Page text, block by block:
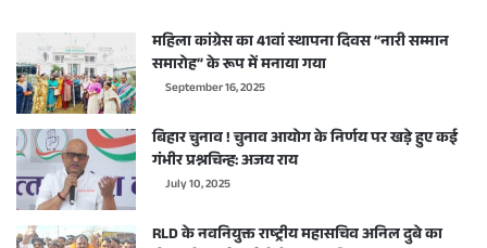
महिला कांग्रेस का 41वां स्थापना दिवस “नारी सम्मान
समारोह” के रूप में मनाया गया
September 16, 2025
बिहार चुनाव ! चुनाव आयोग के निर्णय पर खड़े हुए कई
गंभीर प्रश्नचिन्ह: अजय राय
July 10, 2025
RLD के नवनियुक्त राष्ट्रीय महासचिव अनिल दुबे का